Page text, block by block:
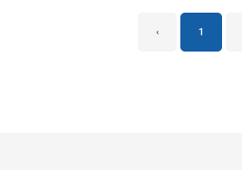
‹ 1